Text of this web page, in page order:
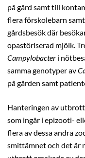
på gård samt till
flera förskolebarn
gårdsbesök där
opastöriserad mjölk.
Campylobacter i
samma genotyper av
på gården samt
Hanteringen av utbrott
som ingår i epizooti-
flera av dessa andra
smittämnet och det är